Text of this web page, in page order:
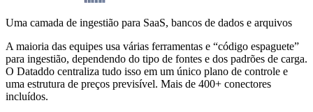
Uma camada de ingestião para SaaS, bancos de dados e arquivos
A maioria das equipes usa várias ferramentas e “código espaguete”
para ingestião, dependendo do tipo de fontes e dos padrões de carga.
O Dataddo centraliza tudo isso em um único plano de controle e
uma estrutura de preços previsível. Mais de 400+ conectores
incluídos.